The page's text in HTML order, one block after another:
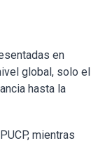
en
global, solo el
hasta la
mientras